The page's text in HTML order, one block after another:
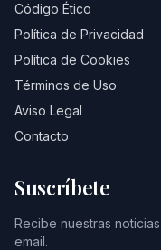
Código Ético
Política de Privacidad
Política de Cookies
Términos de Uso
Aviso Legal
Contacto
Suscríbete
Recibe nuestras
email.